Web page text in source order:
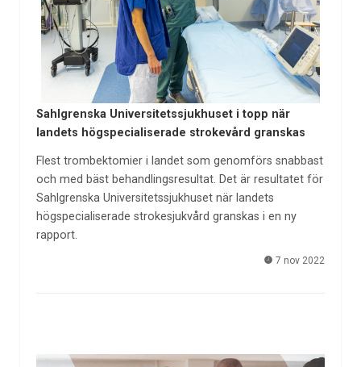
Sahlgrenska Universitetssjukhuset i topp när
landets högspecialiserade strokevård granskas
Flest trombektomier i landet som genomförs snabbast
och med bäst behandlingsresultat. Det är resultatet för
Sahlgrenska Universitetssjukhuset när landets
högspecialiserade strokesjukvård granskas i en ny
rapport.
7 nov 2022